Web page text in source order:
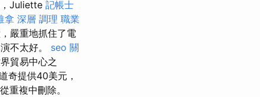
Juliette 記帳士
拿 深層 調理 職業
嚴重地抓住了電
不太好。 seo 關
貿易中心之
奇提供40美元，
重複中刪除。